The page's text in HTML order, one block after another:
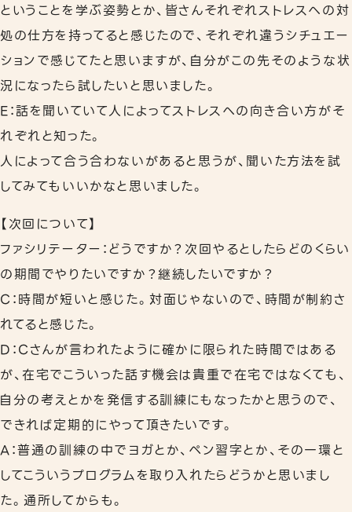
ということを学ぶ姿勢とか、皆さんそれぞれストレスへの対
処の仕方を持ってると感じたので、それぞれ違うシチュエー
ションで感じてたと思いますが、自分がこの先そのような状
況になったら試したいと思いました。
E：話を聞いていて人によってストレスへの向き合い方がそ
れぞれと知った。
人によって合う合わないがあると思うが、聞いた方法を試
してみてもいいかなと思いました。
【次回について】
ファシリテーター：どうですか？次回やるとしたらどのくらい
の期間でやりたいですか？継続したいですか？
C：時間が短いと感じた。対面じゃないので、時間が制約さ
れてると感じた。
D：Cさんが言われたように確かに限られた時間ではある
が、在宅でこういった話す機会は貴重で在宅ではなくても、
自分の考えとかを発信する訓練にもなったかと思うので、
できれば定期的にやって頂きたいです。
A：普通の訓練の中でヨガとか、ペン習字とか、その一環と
してこういうプログラムを取り入れたらどうかと思いまし
た。通所してからも。